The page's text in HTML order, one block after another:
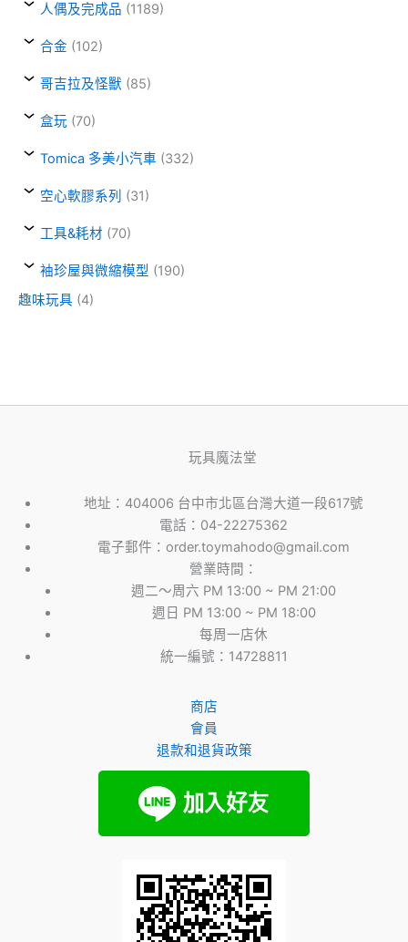
人偶及完成品 (1189)
合金 (102)
哥吉拉及怪獸 (85)
盒玩 (70)
Tomica 多美小汽車 (332)
空心軟膠系列 (31)
工具&耗材 (70)
袖珍屋與微縮模型 (190)
趣味玩具 (4)
玩具魔法堂
地址：404006 台中市北區台灣大道一段617號
電話：04-22275362
電子郵件：order.toymahodo@gmail.com
營業時間：
週二～周六 PM 13:00 ~ PM 21:00
週日 PM 13:00 ~ PM 18:00
每周一店休
統一編號：14728811
商店
會員
退款和退貨政策